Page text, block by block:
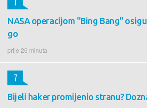
NASA operacijom "Bing Bang"
go
prije 26 minuta
Bijeli haker promijenio stranu?
7